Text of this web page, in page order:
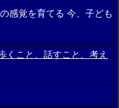
感覚を育てる 今、子ども
こと、話すこと、考え